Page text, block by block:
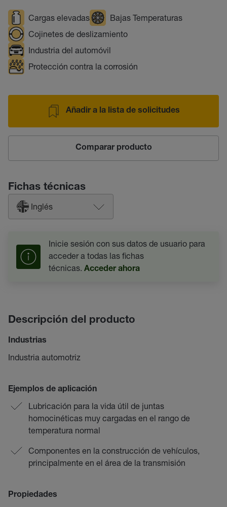
Cargas elevadas
Bajas Temperaturas
Cojinetes de deslizamiento
Industria del automóvil
Protección contra la corrosión
Añadir a la lista de solicitudes
Comparar producto
Fichas técnicas
Inglés
Inicie sesión con sus datos de usuario para
acceder a todas las fichas
técnicas. Acceder ahora
Descripción del producto
Industrias
Industria automotriz
Ejemplos de aplicación
Lubricación para la vida útil de juntas
homocinéticas muy cargadas en el rango de
temperatura normal
Componentes en la construcción de vehículos,
principalmente en el área de la transmisión
Propiedades